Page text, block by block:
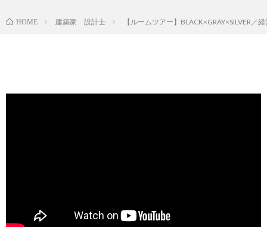
HOME 建築家 設計士 【ルームツアー】BLACK×GRAY×SILVER